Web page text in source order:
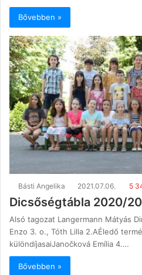
Bővebben »
Básti Angelika 2021.07.06. 5
Dicsőségtábla 2020/
Alsó tagozat Langermann Mátyás
Enzo 3. o., Tóth Lilla 2.AÉledő
különdíjasaiJanočková Emília 4.…
Bővebben »